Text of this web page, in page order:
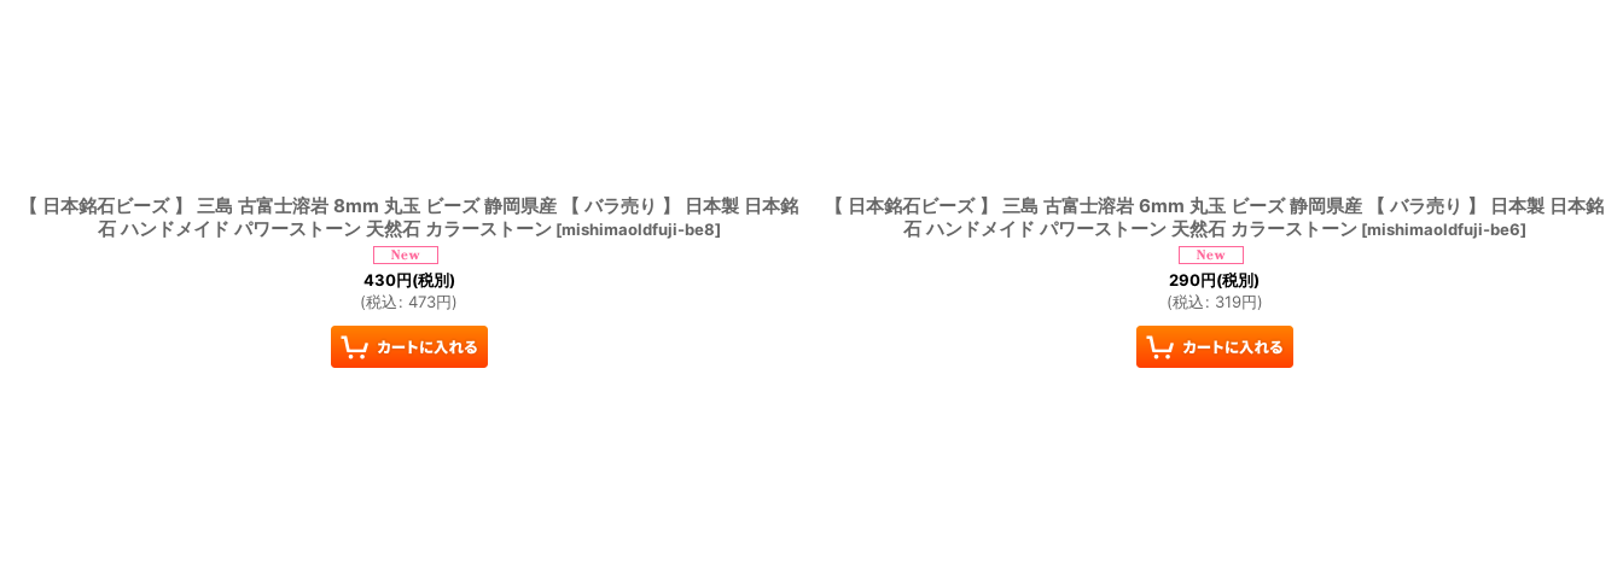
【 日本銘石ビーズ 】 三島 古富士溶岩 8mm 丸玉 ビーズ 静岡県産 【 バラ売り 】 日本製 日本銘
石 ハンドメイド パワーストーン 天然石 カラーストーン [mishimaoldfuji-be8]
430円(税別)
(税込: 473円)
【 日本銘石ビーズ 】 三島 古富士溶岩 6mm 丸玉 ビーズ 静岡県産 【 バラ売り 】 日本製 日本銘
石 ハンドメイド パワーストーン 天然石 カラーストーン [mishimaoldfuji-be6]
290円(税別)
(税込: 319円)